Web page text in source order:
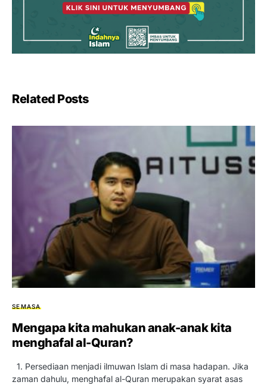
Related Posts
SEMASA
Mengapa kita mahukan anak-anak kita
menghafal al-Quran?
1. Persediaan menjadi ilmuwan Islam di masa hadapan. Jika
zaman dahulu, menghafal al-Quran merupakan syarat asas